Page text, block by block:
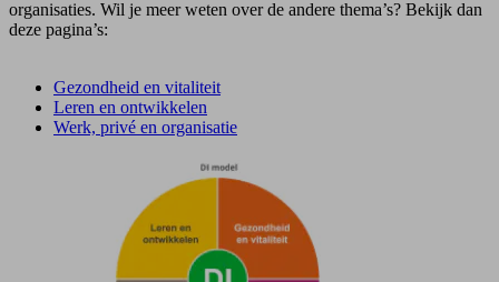
organisaties. Wil je meer weten over de andere thema’s? Bekijk dan
deze pagina’s:
Gezondheid en vitaliteit
Leren en ontwikkelen
Werk, privé en organisatie